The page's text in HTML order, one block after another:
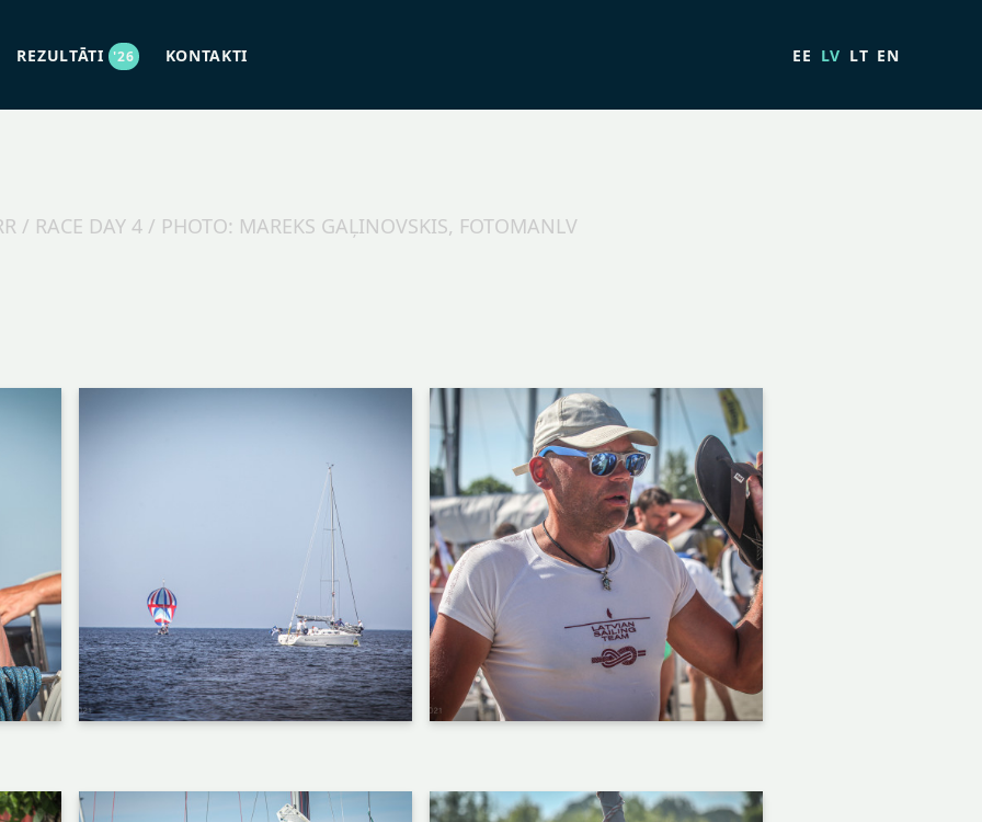
REZULTĀTI '26 KONTAKTI EE LV LT EN
/ RACE DAY 4 / PHOTO: MAREKS GAĻINOVSKIS, FOTOMANLV